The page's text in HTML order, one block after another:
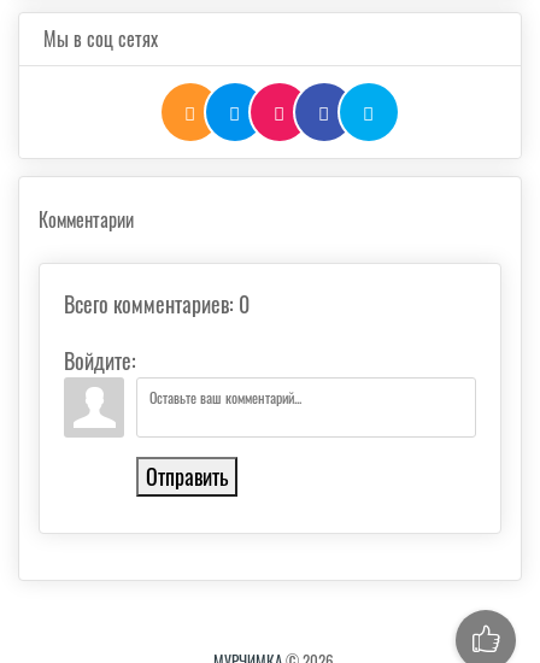
Мы в соц сетях
Комментарии
Всего комментариев: 0
Войдите:
Отправить